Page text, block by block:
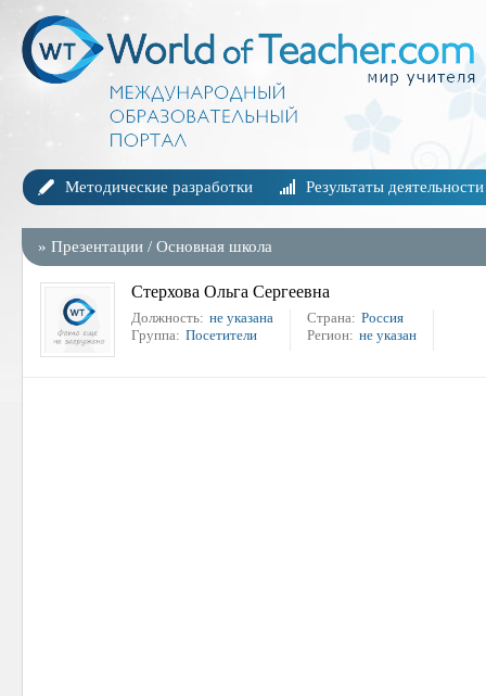
Методические разработки Результаты деятельности
» Презентации / Основная школа
Стерхова Ольга Сергеевна
Должность: не указана
Группа: Посетители
Страна: Россия
Регион: не указан